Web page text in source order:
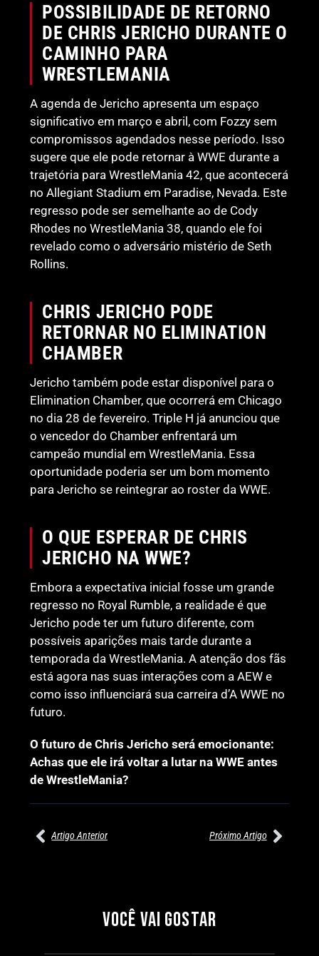
POSSIBILIDADE DE RETORNO
DE CHRIS JERICHO DURANTE O
CAMINHO PARA
WRESTLEMANIA
A agenda de Jericho apresenta um espaço
significativo em março e abril, com Fozzy sem
compromissos agendados nesse período. Isso
sugere que ele pode retornar à WWE durante a
trajetória para WrestleMania 42, que acontecerá
no Allegiant Stadium em Paradise, Nevada. Este
regresso pode ser semelhante ao de Cody
Rhodes no WrestleMania 38, quando ele foi
revelado como o adversário mistério de Seth
Rollins.
CHRIS JERICHO PODE
RETORNAR NO ELIMINATION
CHAMBER
Jericho também pode estar disponível para o
Elimination Chamber, que ocorrerá em Chicago
no dia 28 de fevereiro. Triple H já anunciou que
o vencedor do Chamber enfrentará um
campeão mundial em WrestleMania. Essa
oportunidade poderia ser um bom momento
para Jericho se reintegrar ao roster da WWE.
O QUE ESPERAR DE CHRIS
JERICHO NA WWE?
Embora a expectativa inicial fosse um grande
regresso no Royal Rumble, a realidade é que
Jericho pode ter um futuro diferente, com
possíveis aparições mais tarde durante a
temporada da WrestleMania. A atenção dos fãs
está agora nas suas interações com a AEW e
como isso influenciará sua carreira d’A WWE no
futuro.
O futuro de Chris Jericho será emocionante:
Achas que ele irá voltar a lutar na WWE antes
de WrestleMania?
Artigo Anterior Próximo Artigo
VOCÊ VAI GOSTAR
SEGMENTOS A NÃO PERDER
Por exclusivewrestling
MUNDIAL FEMININO NA AEW
REDEMPTION
Por exclusivewrestling